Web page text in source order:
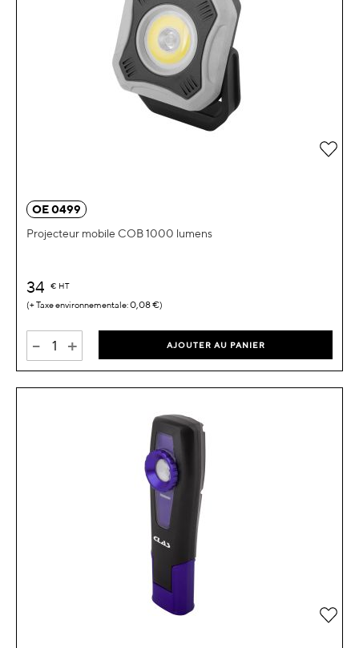
OE 0499
Projecteur mobile COB 1000 lumens
34 € HT
0,08 €
- + AJOUTER AU PANIER